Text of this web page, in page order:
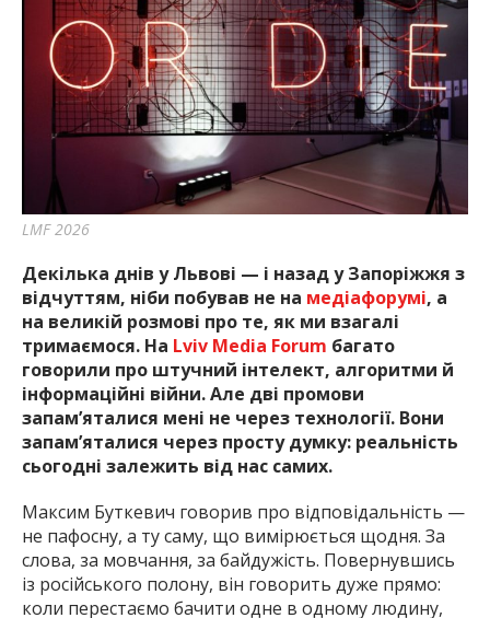
найважливішу інформацію про події
міста Запоріжжя та області.
LMF 2026
Декілька днів у Львові — і назад у Запоріжжя з
відчуттям, ніби побував не на медіафорумі, а
на великій розмові про те, як ми взагалі
тримаємося. На Lviv Media Forum багато
говорили про штучний інтелект, алгоритми й
інформаційні війни. Але дві промови
запам’яталися мені не через технології. Вони
запам’яталися через просту думку: реальність
сьогодні залежить від нас самих.
Максим Буткевич говорив про відповідальність —
не пафосну, а ту саму, що вимірюється щодня. За
слова, за мовчання, за байдужість. Повернувшись
із російського полону, він говорить дуже прямо:
коли перестаємо бачити одне в одному людину,